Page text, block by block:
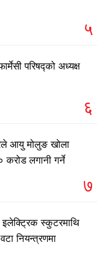
५
परिषद्को अध्यक्ष
६
आयु मोलुङ खोला
लगानी गर्ने
७
इलेक्ट्रिक स्कुटरमाथि
नियन्त्रणमा